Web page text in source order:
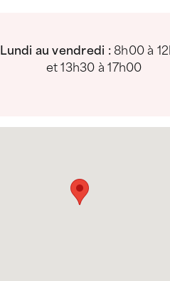
Lundi au vendredi :8h00 à
et 13h30 à 17h00